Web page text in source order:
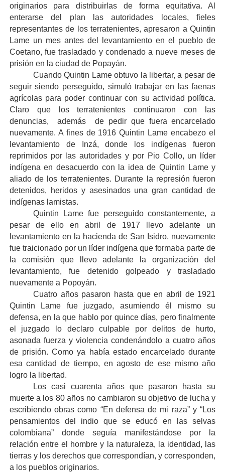
originarios para distribuirlas de forma equitativa. Al
enterarse del plan las autoridades locales, fieles
representantes de los terratenientes, apresaron a Quintin
Lame un mes antes del levantamiento en el pueblo de
Coetano, fue trasladado y condenado a nueve meses de
prisión en la ciudad de Popayán.
Cuando Quintin Lame obtuvo la libertar, a pesar de
seguir siendo perseguido, simuló trabajar en las faenas
agrícolas para poder continuar con su actividad política.
Claro que los terratenientes continuaron con las
denuncias,
además
de pedir que fuera encarcelado
nuevamente. A fines de 1916 Quintin Lame encabezo el
levantamiento de Inzá, donde los indígenas fueron
reprimidos por las autoridades y por Pio Collo, un líder
indígena en desacuerdo con la idea de Quintin Lame y
aliado de los terratenientes. Durante la represión fueron
detenidos, heridos y asesinados una gran cantidad de
indígenas lamistas.
Quintin Lame fue perseguido constantemente, a
pesar de ello en abril de 1917 llevo adelante un
levantamiento en la hacienda de San Isidro, nuevamente
fue traicionado por un líder indígena que formaba parte de
la comisión que llevo adelante la organización del
levantamiento, fue detenido golpeado y trasladado
nuevamente a Popoyán.
Cuatro años pasaron hasta que en abril de 1921
Quintin Lame fue juzgado, asumiendo él mismo su
defensa, en la que hablo por quince días, pero finalmente
el juzgado lo declaro culpable por delitos de hurto,
asonada fuerza y violencia condenándolo a cuatro años
de prisión. Como ya había estado encarcelado durante
esa cantidad de tiempo, en agosto de ese mismo año
logro la libertad.
Los casi cuarenta años que pasaron hasta su
muerte a los 80 años no cambiaron su objetivo de lucha y
escribiendo obras como “En defensa de mi raza” y “Los
pensamientos del indio que se educó en las selvas
colombiana” donde seguía manifestándose por la
relación entre el hombre y la naturaleza, la identidad, las
tierras y los derechos que correspondían, y corresponden,
a los pueblos originarios.